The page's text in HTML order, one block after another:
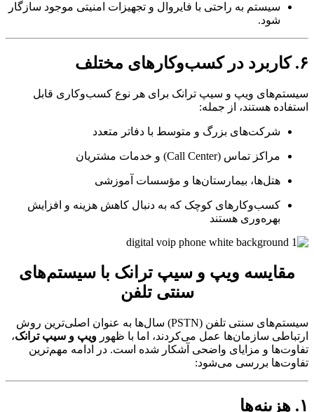
سیستم به راحتی با فایروال و تجهیزات امنیتی موجود سازگار
ویپ و سیپ ترانک برای هر نوع کسب‌وکاری قابل
هستند، از جمله:
شرکت‌های بزرگ و متوسط با دفاتر متعدد
مراکز تماس (Call Center) و خدمات مشتریان
هتل‌ها، بیمارستان‌ها و مؤسسات آموزشی
کسب‌وکارهای کوچک که به دنبال کاهش هزینه و افزایش
بهره‌وری هستند
ویپ و سیپ ترانک با سیستم‌های
سنتی تلفن
سیستم‌های سنتی تلفن (PSTN) سال‌ها به عنوان اصلی‌ترین روش
سازمان‌ها عمل می‌کردند، اما با ظهورویپ و سیپ ترانک،
و مزایای واضحی آشکار شده است. در ادامه مهم‌ترین
بررسی می‌شود: